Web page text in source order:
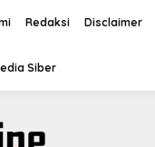
Redaksi Disclaimer
Siber